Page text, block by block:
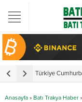
Anasayfa » Batı Trakya Haber »